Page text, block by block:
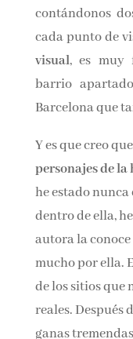
que hace que
historia cada
trama, a veces
mismo desde
una novelamuy
cómo no, esa
Y es que creo que
personajes de la
he estado nunca
dentro de ella,
autora la
mucho por ella.
muchos de los